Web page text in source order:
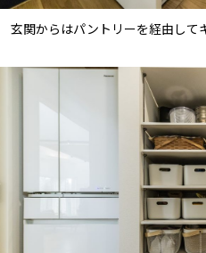
玄関からはパントリーを経由して